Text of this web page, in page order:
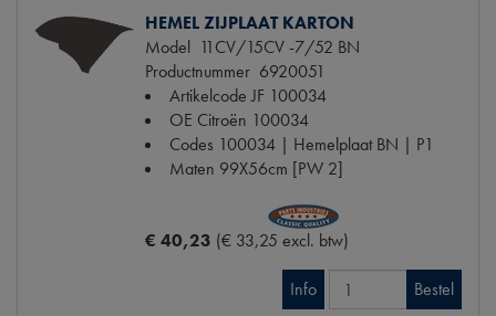
HEMEL ZIJPLAAT KARTON
Model 11CV/15CV -7/52 BN
Productnummer 6920051
Artikelcode JF 100034
OE Citroën 100034
Codes 100034 | Hemelplaat BN | P1
Maten 99X56cm [PW 2]
€ 40,23 (€ 33,25 excl. btw)
Info Bestel